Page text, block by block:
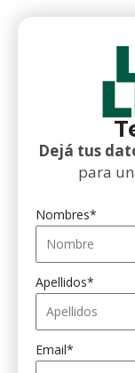
Dejá tus
para
Nombres*
Apellidos*
Email*